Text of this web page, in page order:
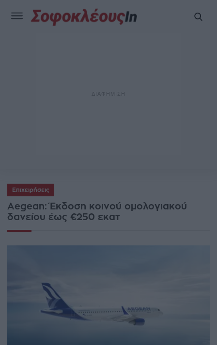
Επιχειρήσεις
Aegean: Έκδοση κοινού ομολογιακού
δανείου έως €250 εκατ